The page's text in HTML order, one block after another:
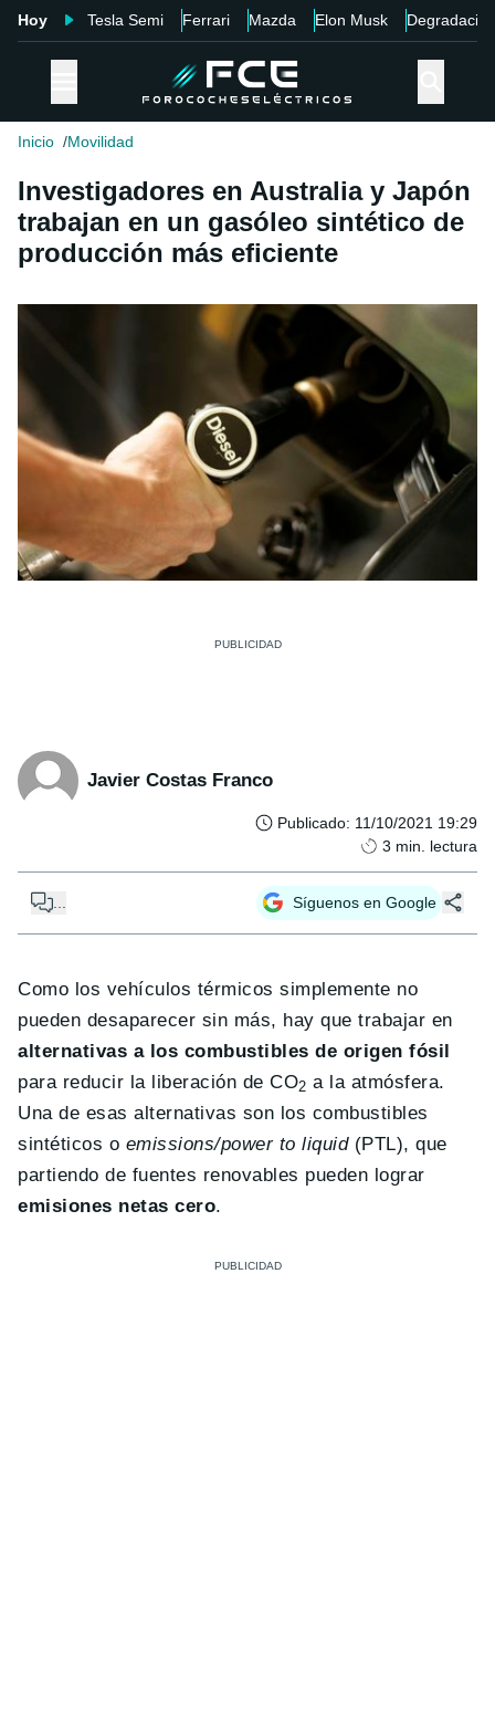
Hoy Tesla Semi Ferrari Mazda Elon Musk Degradación
Inicio Movilidad
Investigadores en Australia y Japón
trabajan en un gasóleo sintético de
producción más eficiente
Javier Costas Franco
Publicado: 11/10/2021 19:29
3 min. lectura
Síguenos en Google
Como los vehículos térmicos simplemente no
pueden desaparecer sin más, hay que trabajar en
alternativas a los combustibles de origen fósil
para reducir la liberación de CO2 a la atmósfera.
Una de esas alternativas son los combustibles
sintéticos o emissions/power to liquid(PTL), que
partiendo de fuentes renovables pueden lograr
emisiones netas cero.